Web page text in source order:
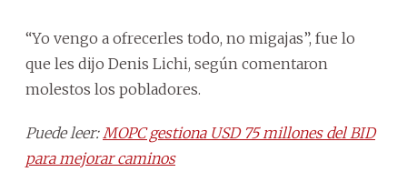
“Yo vengo a ofrecerles todo, no migajas”, fue lo
que les dijo Denis Lichi, según comentaron
molestos los pobladores.
Puede leer: MOPC gestiona USD 75 millones del BID
para mejorar caminos